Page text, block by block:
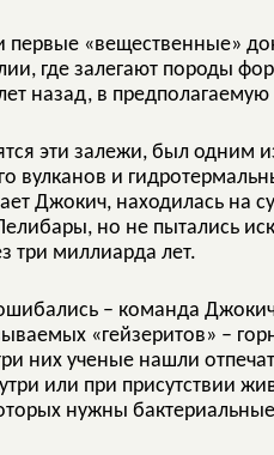
«вещественные»
где залегают породы
назад, в
эти залежи, был
вулканов и
Джокич, находилась
но не пытались
три миллиарда лет.
– команда
«гейзеритов» –
них ученые нашли
или при присутствии
нужны